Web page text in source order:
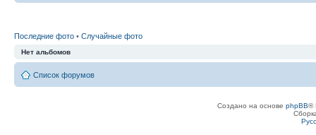
Последние фото • Случайные фото
Нет альбомов
Список форумов
Создано на основе phpBB®